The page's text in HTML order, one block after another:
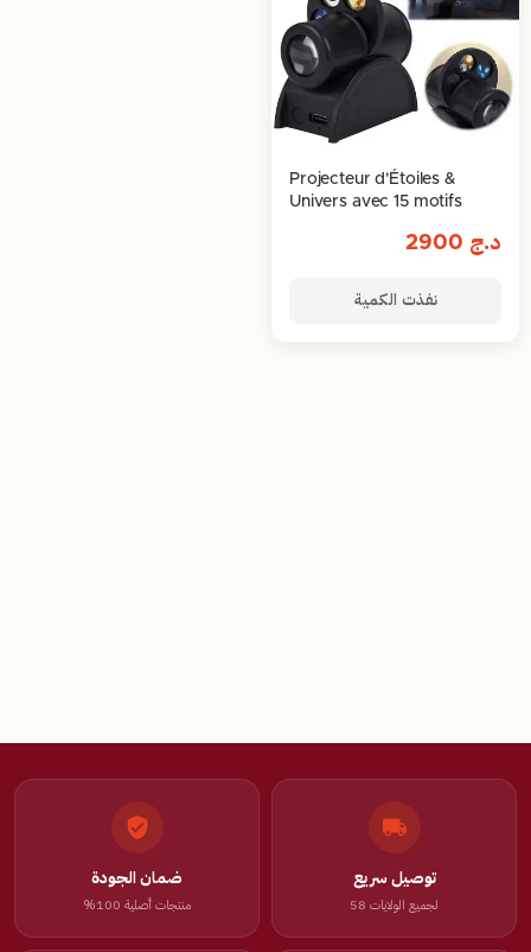
Projecteur d'Étoiles &
Univers avec 15 motifs
د.ج
نفذت الكمية
توصيل سريع
لجميع الولايات 58
ضمان الجودة
منتجات أصلية 100%